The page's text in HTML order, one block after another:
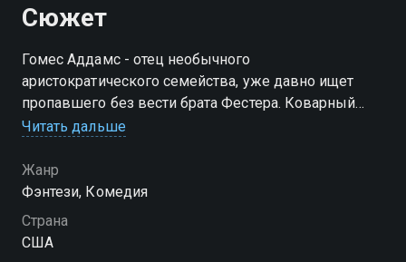
Сюжет
Гомес Аддамс - отец необычного
аристократического семейства, уже давно ищет
пропавшего без вести брата Фестера. Коварный
мошенник пытается выдать себя за Фестера, но
почти семейную связь с Аддамсами
Читать дальше
Жанр
Фэнтези, Комедия
Страна
США